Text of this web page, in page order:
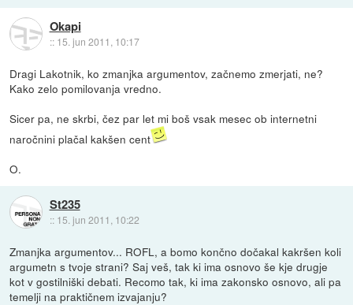
Okapi
:: 15. jun 2011, 10:17
Dragi Lakotnik, ko zmanjka argumentov, začnemo zmerjati, ne?
Kako zelo pomilovanja vredno.
Sicer pa, ne skrbi, čez par let mi boš vsak mesec ob internetni
naročnini plačal kakšen cent
O.
St235
:: 15. jun 2011, 10:22
Zmanjka argumentov... ROFL, a bomo končno dočakal kakršen koli
argumetn s tvoje strani? Saj veš, tak ki ima osnovo še kje drugje
kot v gostilniški debati. Recomo tak, ki ima zakonsko osnovo, ali pa
temelji na praktičnem izvajanju?